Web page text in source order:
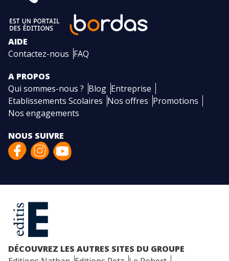
AIDE
Contactez-nous FAQ
A PROPOS
Qui sommes-nous ? Blog Entreprise
Etablissements Scolaires Nos offres Promotions
Nos engagements
NOUS SUIVRE
DÉCOUVREZ LES AUTRES SITES DU GROUPE